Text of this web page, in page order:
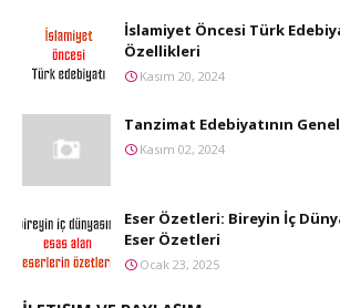
İslamiyet Öncesi Türk
Özellikleri
Kasım 20, 2024
Tanzimat Edebiyatının
Kasım 02, 2024
Eser Özetleri: Bireyin İç
Eser Özetleri
Ocak 23, 2025